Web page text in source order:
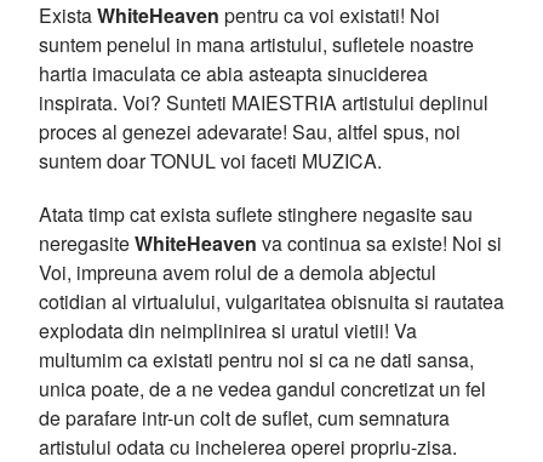
ExistaWhiteHeaven pentru ca voi existati! Noi
suntem penelul in mana artistului, sufletele noastre
hartia imaculata ce abia asteapta sinuciderea
inspirata. Voi? Sunteti MAIESTRIA artistului deplinul
proces al genezei adevarate! Sau, altfel spus, noi
suntem doar TONUL voi faceti MUZICA.
Atata timp cat exista suflete stinghere negasite sau
neregasiteWhiteHeaven va continua sa existe! Noi si
Voi, impreuna avem rolul de a demola abjectul
cotidian al virtualului, vulgaritatea obisnuita si rautatea
explodata din neimplinirea si uratul vietii! Va
multumim ca existati pentru noi si ca ne dati sansa,
unica poate, de a ne vedea gandul concretizat un fel
de parafare intr-un colt de suflet, cum semnatura
artistului odata cu incheierea operei propriu-zisa.